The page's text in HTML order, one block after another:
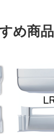
め商品